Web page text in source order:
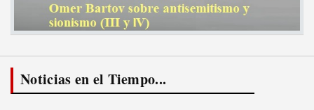
Noticias en el Tiempo...